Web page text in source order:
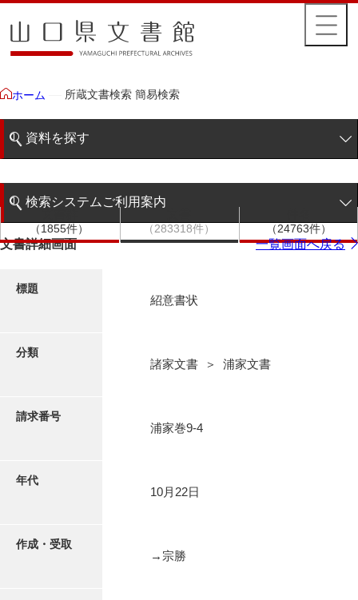
ホーム 所蔵文書検索 簡易検索
資料を探す
階層検索
写真・絵はがき
近代刊行写真帳類
検索システムご利用案内
検索システムの利用について
（1855件）
（283318件）
（24763件）
文書詳細画面 一覧画面へ戻る
標題
紹意書状
分類
諸家文書 ＞ 浦家文書
請求番号
浦家巻9-4
年代
10月22日
作成・受取
→宗勝